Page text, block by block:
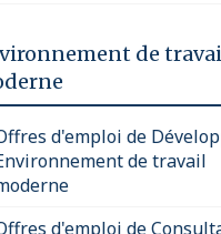
de
d'emploi de
de travail
d'emploi de